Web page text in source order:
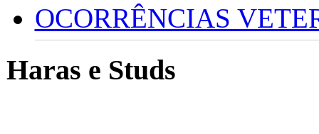
OCORRÊNCIAS
Haras e Studs